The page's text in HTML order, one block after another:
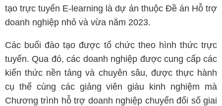
tạo trực tuyến E-learning là dự án thuộc Đề án Hỗ trợ
doanh nghiệp nhỏ và vừa năm 2023.
Các buổi đào tạo được tổ chức theo hình thức trực
tuyến. Qua đó, các doanh nghiệp được cung cấp các
kiến thức nền tảng và chuyên sâu, được thực hành
cụ thể cùng các giảng viên giàu kinh nghiệm mà
Chương trình hỗ trợ doanh nghiệp chuyển đổi số giai